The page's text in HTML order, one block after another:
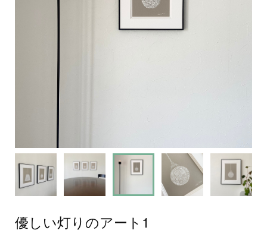
優しい灯りのアート1